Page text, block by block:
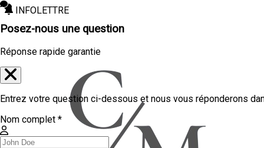
INFOLETTRE
Posez-nous une question
Réponse rapide garantie
Entrez votre question ci-dessous et nous vous réponderons
Nom complet *